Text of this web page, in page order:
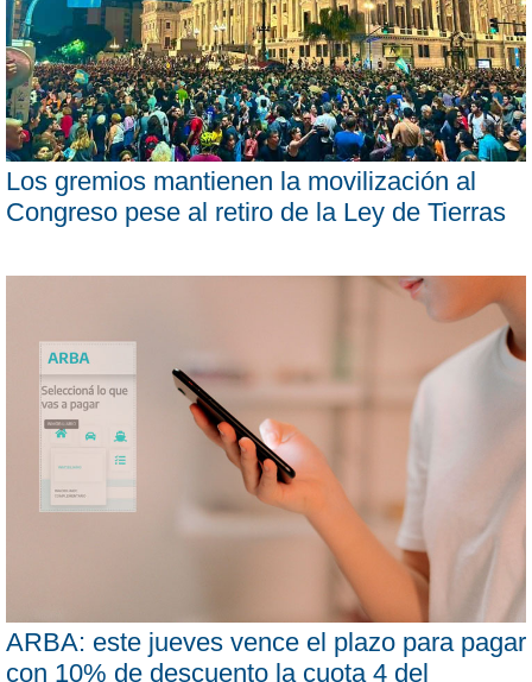
Los gremios mantienen la movilización al
Congreso pese al retiro de la Ley de Tierras
ARBA: este jueves vence el plazo para pagar
con 10% de descuento la cuota 4 del